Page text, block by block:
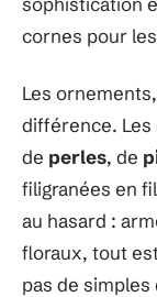
cornes pour
Les
différence.
de perles, de
filigranées en
au hasard :
floraux, tout
pas de